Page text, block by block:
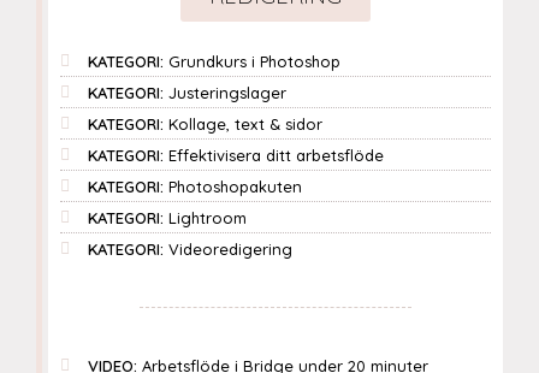
KATEGORI: Grundkurs i Photoshop
KATEGORI: Justeringslager
KATEGORI: Kollage, text & sidor
KATEGORI: Effektivisera ditt arbetsflöde
KATEGORI: Photoshopakuten
KATEGORI: Lightroom
KATEGORI: Videoredigering
VIDEO: Arbetsflöde i Bridge under 20 minuter